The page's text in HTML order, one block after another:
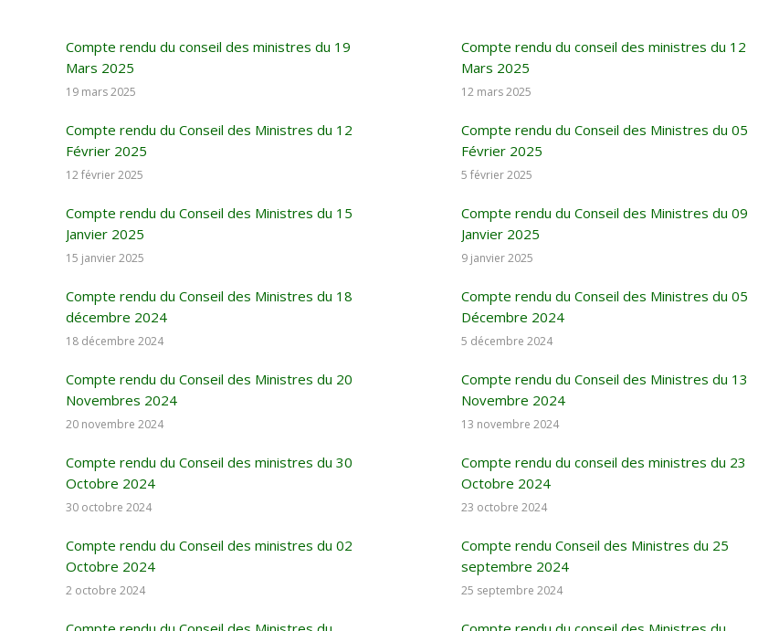
Compte rendu du conseil des ministres du 19
Mars 2025
19 mars 2025
Compte rendu du conseil des ministres du 12
Mars 2025
12 mars 2025
Compte rendu du Conseil des Ministres du 12
Février 2025
12 février 2025
Compte rendu du Conseil des Ministres du 05
Février 2025
5 février 2025
Compte rendu du Conseil des Ministres du 15
Janvier 2025
15 janvier 2025
Compte rendu du Conseil des Ministres du 09
Janvier 2025
9 janvier 2025
Compte rendu du Conseil des Ministres du 18
décembre 2024
18 décembre 2024
Compte rendu du Conseil des Ministres du 05
Décembre 2024
5 décembre 2024
Compte rendu du Conseil des Ministres du 20
Novembres 2024
20 novembre 2024
Compte rendu du Conseil des Ministres du 13
Novembre 2024
13 novembre 2024
Compte rendu du Conseil des ministres du 30
Octobre 2024
30 octobre 2024
Compte rendu du conseil des ministres du 23
Octobre 2024
23 octobre 2024
Compte rendu du Conseil des ministres du 02
Octobre 2024
2 octobre 2024
Compte rendu Conseil des Ministres du 25
septembre 2024
25 septembre 2024